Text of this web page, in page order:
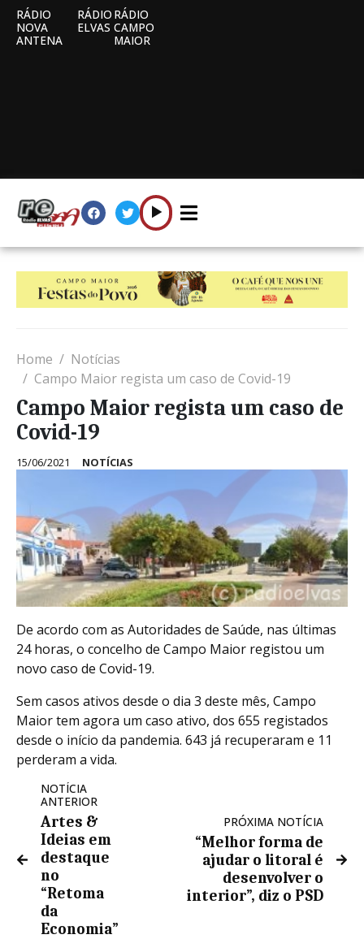
RÁDIO
NOVA
ANTENA
RÁDIO
ELVAS
RÁDIO
CAMPO
MAIOR
Home
Notícias
Campo Maior regista um caso de Covid-19
Campo Maior regista um caso de
Covid-19
15/06/2021 NOTÍCIAS
De acordo com as Autoridades de Saúde, nas últimas
24 horas, o concelho de Campo Maior registou um
novo caso de Covid-19.
Sem casos ativos desde o dia 3 deste mês, Campo
Maior tem agora um caso ativo, dos 655 registados
desde o início da pandemia. 643 já recuperaram e 11
perderam a vida.
NOTÍCIA
ANTERIOR
Artes &
Ideias em
destaque
no
“Retoma
da
Economia”
PRÓXIMA NOTÍCIA
“Melhor forma de
ajudar o litoral é
desenvolver o
interior”, diz o PSD